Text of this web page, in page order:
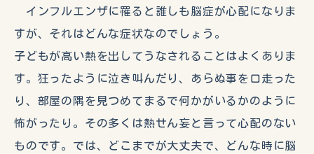
インフルエンザに罹ると誰しも脳症が心配になりま
すが、それはどんな症状なのでしょう。
子どもが高い熱を出してうなされることはよくありま
す。狂ったように泣き叫んだり、あらぬ事を口走った
り、部屋の隅を見つめてまるで何かがいるかのように
怖がったり。その多くは熱せん妄と言って心配のない
ものです。では、どこまでが大丈夫で、どんな時に脳